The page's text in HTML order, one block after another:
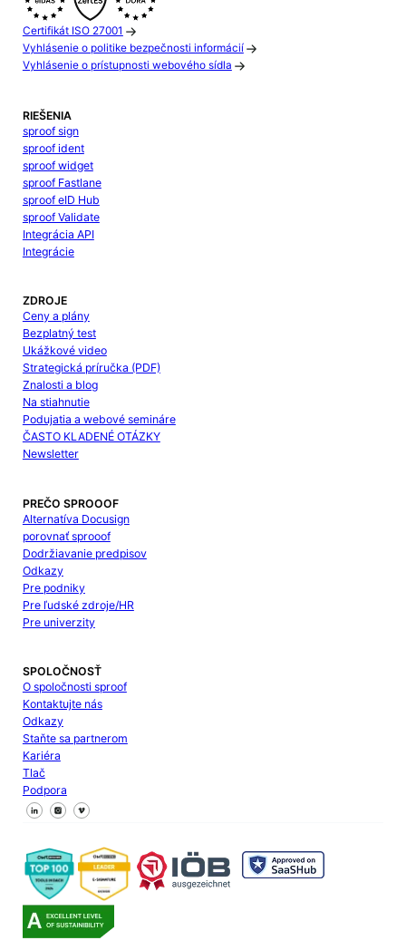
Certifikát ISO 27001
Vyhlásenie o politike bezpečnosti informácií
Vyhlásenie o prístupnosti webového sídla
RIEŠENIA
sproof sign
sproof ident
sproof widget
sproof Fastlane
sproof eID Hub
sproof Validate
Integrácia API
Integrácie
ZDROJE
Ceny a plány
Bezplatný test
Ukážkové video
Strategická príručka (PDF)
Znalosti a blog
Na stiahnutie
Podujatia a webové semináre
ČASTO KLADENÉ OTÁZKY
Newsletter
PREČO SPROOOF
Alternatíva Docusign
porovnať sprooof
Dodržiavanie predpisov
Odkazy
Pre podniky
Pre ľudské zdroje/HR
Pre univerzity
SPOLOČNOSŤ
O spoločnosti sproof
Kontaktujte nás
Odkazy
Staňte sa partnerom
Kariéra
Tlač
Podpora
Sledujte nás na Facebooku
Sledujte nás na X
Sledujte nás na LinkedIn